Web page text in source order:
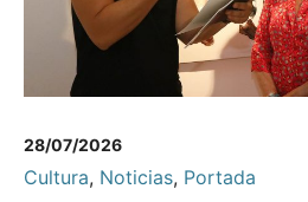
28/07/2026
Cultura, Noticias, Portada